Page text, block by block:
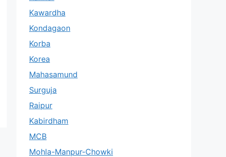
Kawardha
Kondagaon
Korba
Korea
Mahasamund
Surguja
Raipur
Kabirdham
MCB
Mohla-Manpur-Chowki